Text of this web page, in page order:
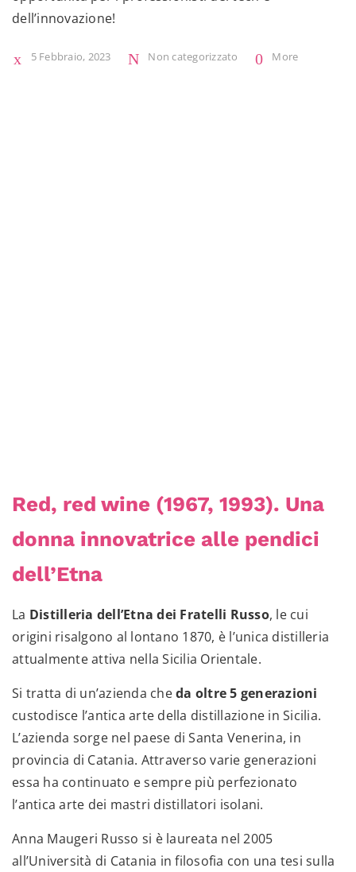
dell’innovazione!
5 Febbraio, 2023 Non categorizzato More
Red, red wine (1967, 1993). Una
donna innovatrice alle pendici
dell’Etna
La Distilleria dell’Etna dei Fratelli Russo, le cui
origini risalgono al lontano 1870, è l’unica distilleria
attualmente attiva nella Sicilia Orientale.
Si tratta di un’azienda cheda oltre 5 generazioni
custodisce l’antica arte della distillazione in Sicilia.
L’azienda sorge nel paese di Santa Venerina, in
provincia di Catania. Attraverso varie generazioni
essa ha continuato e sempre più perfezionato
l’antica arte dei mastri distillatori isolani.
Anna Maugeri Russo si è laureata nel 2005
all’Università di Catania in filosofia con una tesi sulla